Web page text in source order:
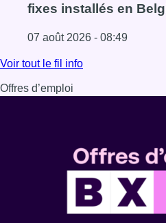
fixes installés en
07 août 2026 - 08:49
Lire l'article Canicule : un
Voir tout le fil info
Offres d’emploi